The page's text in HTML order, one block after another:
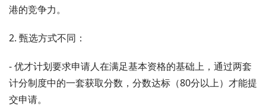
港的竞争力。
2. 甄选方式不同：
- 优才计划要求申请人在满足基本资格的基础上，通过两套
计分制度中的一套获取分数，分数达标（80分以上）才能提
交申请。